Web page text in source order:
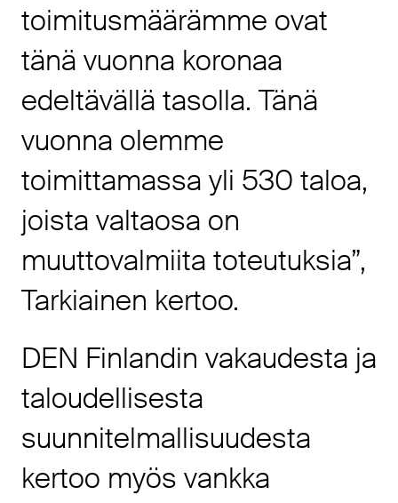
toimitusmäärämme ovat
tänä vuonna koronaa
edeltävällä tasolla. Tänä
vuonna olemme
toimittamassa yli 530 taloa,
joista valtaosa on
muuttovalmiita toteutuksia”,
Tarkiainen kertoo.
DEN Finlandin vakaudesta ja
taloudellisesta
suunnitelmallisuudesta
kertoo myös vankka